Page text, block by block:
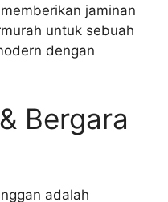
jaminan
untuk sebuah
dengan
Bergara
adalah